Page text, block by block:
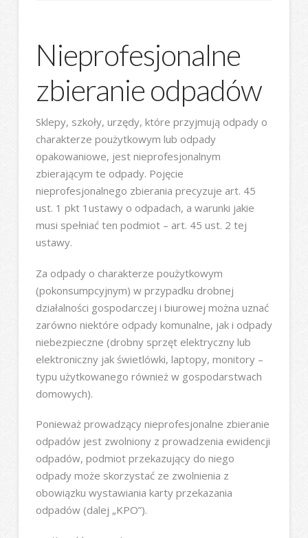
Nieprofesjonalne
zbieranie odpadów
Sklepy, szkoły, urzędy, które przyjmują odpady o
charakterze poużytkowym lub odpady
opakowaniowe, jest nieprofesjonalnym
zbierającym te odpady. Pojęcie
nieprofesjonalnego zbierania precyzuje art. 45
ust. 1 pkt 1ustawy o odpadach, a warunki jakie
musi spełniać ten podmiot – art. 45 ust. 2 tej
ustawy.
Za odpady o charakterze poużytkowym
(pokonsumpcyjnym) w przypadku drobnej
działalności gospodarczej i biurowej można uznać
zarówno niektóre odpady komunalne, jak i odpady
niebezpieczne (drobny sprzęt elektryczny lub
elektroniczny jak świetlówki, laptopy, monitory –
typu użytkowanego również w gospodarstwach
domowych).
Ponieważ prowadzący nieprofesjonalne zbieranie
odpadów jest zwolniony z prowadzenia ewidencji
odpadów, podmiot przekazujący do niego
odpady może skorzystać ze zwolnienia z
obowiązku wystawiania karty przekazania
odpadów (dalej „KPO”).